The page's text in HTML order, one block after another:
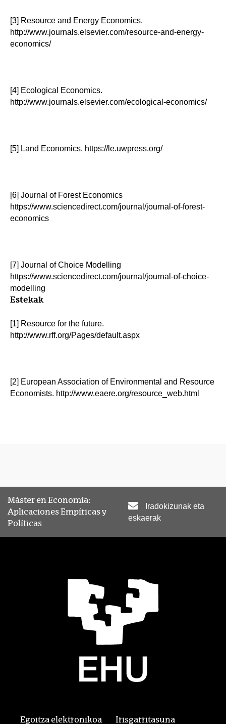
[3] Resource and Energy Economics.
http://www.journals.elsevier.com/resource-and-energy-
economics/
[4] Ecological Economics.
http://www.journals.elsevier.com/ecological-economics/
[5] Land Economics. https://le.uwpress.org/
[6] Journal of Forest Economics
https://www.sciencedirect.com/journal/journal-of-forest-
economics
[7] Journal of Choice Modelling
https://www.sciencedirect.com/journal/journal-of-choice-
modelling
Estekak
[1] Resource for the future.
http://www.rff.org/Pages/default.aspx
[2] European Association of Environmental and Resource
Economists. http://www.eaere.org/resource_web.html
Máster en Economía:
Aplicaciones Empíricas y
Políticas
Iradokizunak eta
eskaerak
Egoitza elektronikoa Irisgarritasuna